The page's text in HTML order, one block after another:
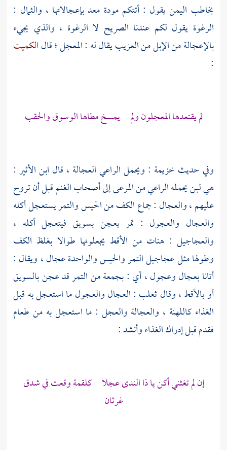
يخاطب اليمنيقول : أتتكم مودة معد بإعجالاتها ، والثمال :
الرغوة يقول لكم عندنا الصريح لا الرغوة ، والذي يجيء
بالإعجالة من الإبل من العزيب يقال له : المعجل ؛ قالالكميت
:
لم يقتعدها المعجلون ولم يمسخ مطاها الوسوق والحقب
وفي حديث خزيمة : ويحمل الراعي العجالة ، قال ابن الأثير :
هي لبن يحمله الراعي من المرعى إلى أصحاب الغنم قبل أن تروح
عليهم ، والعجال : جماع الكف من الحيس والتمر يستعجل أكله
والعجال والعجول : تمر يعجن بسويق فيتعجل أكله ،
والعجاجيل : هنات من الأقط يجعلونها طوالا بغلظ الكف
وطولها مثل عجاجيل التمر والحيس والواحدة عجال ، ويقال :
أتانا بعجال وعجول ، أي : بجمعة من التمر قد عجن بالسويق
أو بالأقط ، وقالثعلب : العجال والعجول ما استعجل به قبل
الغذاء كاللهنة ، والعجالة والعجل : ما استعجل به من طعام
فقدم قبل إدراك الغذاء وأنشد :
إن لم تغثني أكن يا ذا الندى عجلا كلقمة وقعت في شدق
غرثان